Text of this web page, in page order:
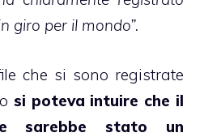
giro per il mondo”.
che si sono registrate
si poteva intuire che il
sarebbe stato un